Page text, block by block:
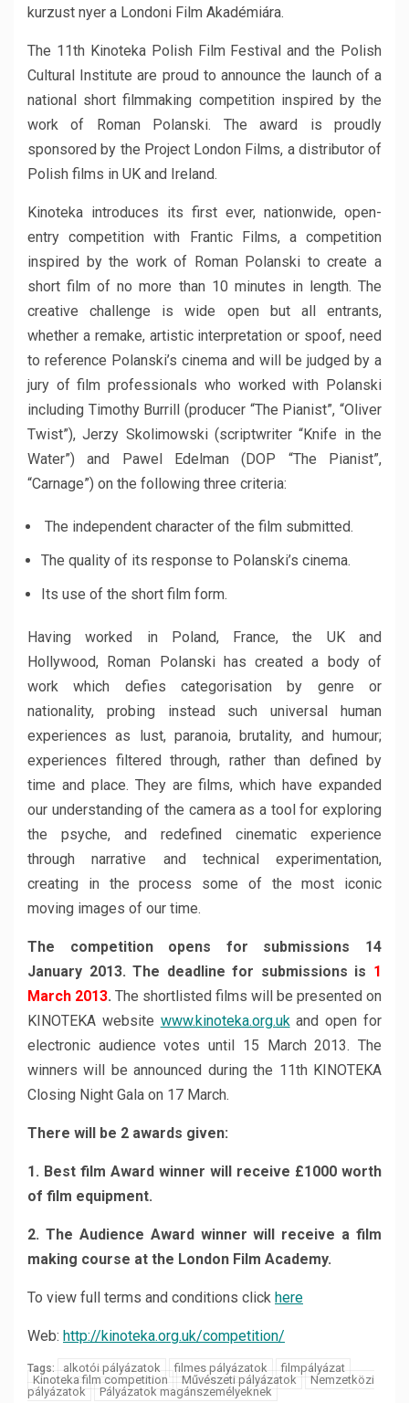
kurzust nyer a Londoni Film Akadémiára.
The 11th Kinoteka Polish Film Festival and the Polish
Cultural Institute are proud to announce the launch of a
national short filmmaking competition inspired by the
work of Roman Polanski. The award is proudly
sponsored by the Project London Films, a distributor of
Polish films in UK and Ireland.
Kinoteka introduces its first ever, nationwide, open-
entry competition with Frantic Films, a competition
inspired by the work of Roman Polanski to create a
short film of no more than 10 minutes in length. The
creative challenge is wide open but all entrants,
whether a remake, artistic interpretation or spoof, need
to reference Polanski’s cinema and will be judged by a
jury of film professionals who worked with Polanski
including Timothy Burrill (producer “The Pianist”, “Oliver
Twist”), Jerzy Skolimowski (scriptwriter “Knife in the
Water”) and Pawel Edelman (DOP “The Pianist”,
“Carnage”) on the following three criteria:
The independent character of the film submitted.
The quality of its response to Polanski’s cinema.
Its use of the short film form.
Having worked in Poland, France, the UK and
Hollywood, Roman Polanski has created a body of
work which defies categorisation by genre or
nationality, probing instead such universal human
experiences as lust, paranoia, brutality, and humour;
experiences filtered through, rather than defined by
time and place. They are films, which have expanded
our understanding of the camera as a tool for exploring
the psyche, and redefined cinematic experience
through narrative and technical experimentation,
creating in the process some of the most iconic
moving images of our time.
The competition opens for submissions 14
January 2013. The deadline for submissions is 1
March 2013. The shortlisted films will be presented on
KINOTEKA website www.kinoteka.org.ukand open for
electronic audience votes until 15 March 2013. The
winners will be announced during the 11th KINOTEKA
Closing Night Gala on 17 March.
There will be 2 awards given:
1. Best film Award winner will receive £1000 worth
of film equipment.
2. The Audience Award winner will receive a film
making course at the London Film Academy.
To view full terms and conditions click here
Web: http://kinoteka.org.uk/competition/
Tags: alkotói pályázatok filmes pályázatok
filmpályázat
Kinoteka film competition
Művészeti pályázatok
Nemzetközi
pályázatok
Pályázatok magánszemélyeknek